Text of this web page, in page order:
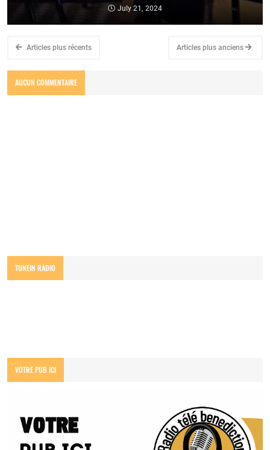
July 21, 2024
Articles plus récents Articles plus anciens
AUCUN COMMENTAIRE
TUNEIN RADIO
VOTRE PUB ICI